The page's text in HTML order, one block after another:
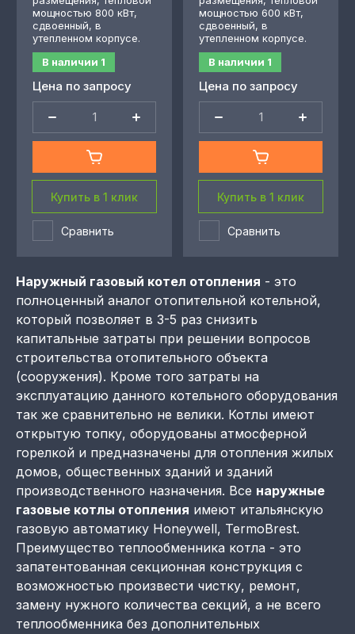
мощностью 800 кВт,
сдвоенный, в
утепленном корпусе.
В наличии 1
Цена по запросу
Купить в 1 клик
Сравнить
мощностью 600 кВт,
сдвоенный, в
утепленном корпусе.
В наличии 1
Цена по запросу
Купить в 1 клик
Сравнить
Наружный газовый котел отопления - это
полноценный аналог отопительной котельной,
который позволяет в 3-5 раз снизить
капитальные затраты при решении вопросов
строительства отопительного объекта
(сооружения). Кроме того затраты на
эксплуатацию данного котельного оборудования
так же сравнительно не велики. Котлы имеют
открытую топку, оборудованы атмосферной
горелкой и предназначены для отопления жилых
домов, общественных зданий и зданий
производственного назначения. Все наружные
газовые котлы отопления имеют итальянскую
газовую автоматику Honeywell, TermoBrest.
Преимущество теплообменника котла - это
запатентованная секционная конструкция с
возможностью произвести чистку, ремонт,
замену нужного количества секций, а не всего
теплообменника без дополнительных